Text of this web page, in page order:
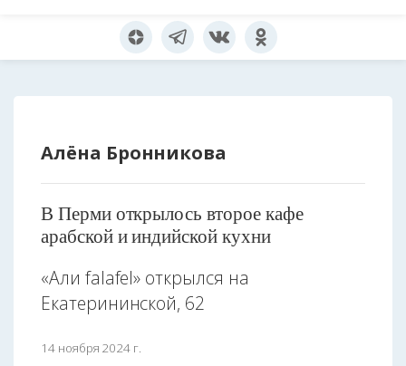
Алёна Бронникова
В Перми открылось второе кафе
арабской и индийской кухни
«Али falafel» открылся на
Екатерининской, 62
14 ноября 2024 г.